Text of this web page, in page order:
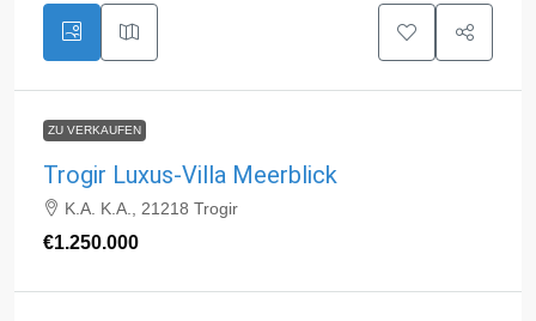
ZU VERKAUFEN
Trogir Luxus-Villa Meerblick
K.A. K.A., 21218 Trogir
€1.250.000